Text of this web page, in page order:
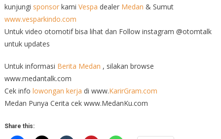
kunjungi sponsorkami Vespa dealer Medan & Sumut
www.vesparkindo.com
Untuk video otomotif bisa lihat dan Follow instagram @otomtalk
untuk updates
Untuk informasi Berita Medan , silakan browse
www.medantalk.com
Cek info lowongan kerja di www.KarirGram.com
Medan Punya Cerita cek www.MedanKu.com
Share this: